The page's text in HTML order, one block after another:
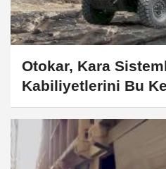
Otokar, Kara
Kabiliyetlerini Bu
Tanıtacak